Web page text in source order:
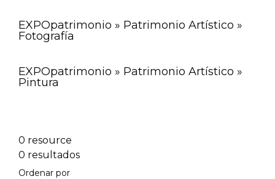
EXPOpatrimonio » Patrimonio Artístico »
Fotografía
EXPOpatrimonio » Patrimonio Artístico »
Pintura
0 resource
0 resultados
Ordenar por